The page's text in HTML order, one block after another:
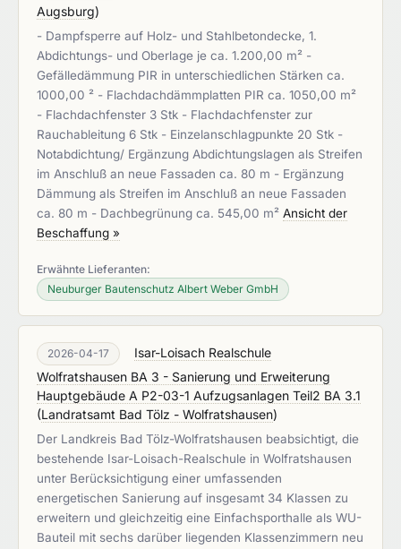
Augsburg)
- Dampfsperre auf Holz- und Stahlbetondecke, 1.
Abdichtungs- und Oberlage je ca. 1.200,00 m² -
Gefälledämmung PIR in unterschiedlichen Stärken ca.
1000,00 ² - Flachdachdämmplatten PIR ca. 1050,00 m²
- Flachdachfenster 3 Stk - Flachdachfenster zur
Rauchableitung 6 Stk - Einzelanschlagpunkte 20 Stk -
Notabdichtung/ Ergänzung Abdichtungslagen als Streifen
im Anschluß an neue Fassaden ca. 80 m - Ergänzung
Dämmung als Streifen im Anschluß an neue Fassaden
ca. 80 m - Dachbegrünung ca. 545,00 m² Ansicht der
Beschaffung »
Erwähnte Lieferanten:
Neuburger Bautenschutz Albert Weber GmbH
2026-04-17
Isar-Loisach Realschule
Wolfratshausen BA 3 - Sanierung und Erweiterung
Hauptgebäude A P2-03-1 Aufzugsanlagen Teil2 BA 3.1
(Landratsamt Bad Tölz - Wolfratshausen)
Der Landkreis Bad Tölz-Wolfratshausen beabsichtigt, die
bestehende Isar-Loisach-Realschule in Wolfratshausen
unter Berücksichtigung einer umfassenden
energetischen Sanierung auf insgesamt 34 Klassen zu
erweitern und gleichzeitig eine Einfachsporthalle als WU-
Bauteil mit sechs darüber liegenden Klassenzimmern neu